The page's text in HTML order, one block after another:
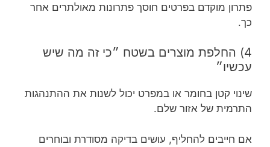
פתרון מוקדם בפרטים חוסך פתרונות מאולתרים אחר
כך.
4) החלפת מוצרים בשטח ״כי זה מה שיש
עכשיו״
שינוי קטן בחומר או במפרט יכול לשנות את ההתנהגות
התרמית של אזור שלם.
אם חייבים להחליף, עושים בדיקה מסודרת ובוחרים